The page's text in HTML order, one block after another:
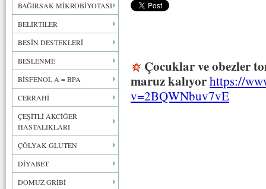
BAĞIRSAK MİKROBİYOTASI
BELİRTİLER
BESİN DESTEKLERİ
BESLENME
BİSFENOL A = BPA
CERRAHİ
ÇEŞİTLİ AKCİĞER
HASTALIKLARI
ÇÖLYAK GLUTEN
DİYABET
DOMUZ GRİBİ
Çocuklar ve obezler
maruz kalıyorhttps://
v=2BQWNbuv7vE